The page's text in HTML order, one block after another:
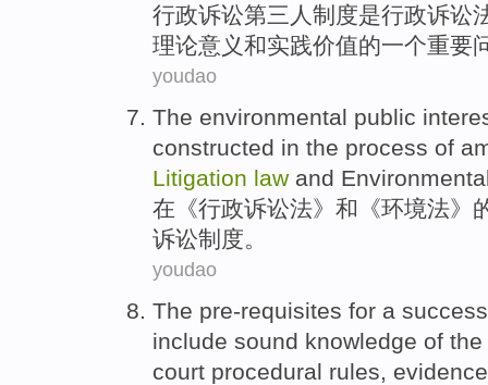
行政诉讼第三 人 制度是行政诉讼
理论意义和实践价值的一个重要
youdao
The environmental public
constructed in the process of
Litigation law and
在《行政诉讼法》 和 《环境法》
诉讼制度。
youdao
The pre-requisites for a
include sound knowledge of the
court procedural rules,